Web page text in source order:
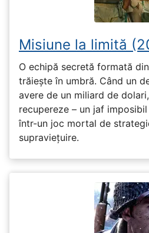
Misiune la limită
O echipă secretă formată
trăiește în umbră. Când un
avere de un miliard de
recupereze – un jaf
într-un joc mortal de
supraviețuire.